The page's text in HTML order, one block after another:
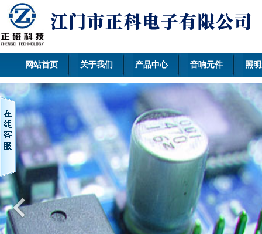
网站首页 关于我们 产品中心 音响元件 照